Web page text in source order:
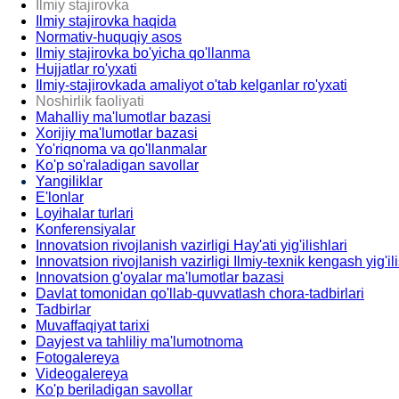
Ilmiy stajirovka
Ilmiy stajirovka haqida
Normativ-huquqiy asos
Ilmiy stajirovka bo'yicha qo'llanma
Hujjatlar ro'yxati
Ilmiy-stajirovkada amaliyot o'tab kelganlar ro'yxati
Noshirlik faoliyati
Mahalliy ma'lumotlar bazasi
Xorijiy ma'lumotlar bazasi
Yo'riqnoma va qo'llanmalar
Ko'p so'raladigan savollar
Yangiliklar
E'lonlar
Loyihalar turlari
Konferensiyalar
Innovatsion rivojlanish vazirligi Hay'ati yig'ilishlari
Innovatsion rivojlanish vazirligi Ilmiy-texnik kengash
Innovatsion g'oyalar ma'lumotlar bazasi
Davlat tomonidan qo'llab-quvvatlash chora-tadbirlari
Tadbirlar
Muvaffaqiyat tarixi
Dayjest va tahliliy ma'lumotnoma
Fotogalereya
Videogalereya
Ko'p beriladigan savollar